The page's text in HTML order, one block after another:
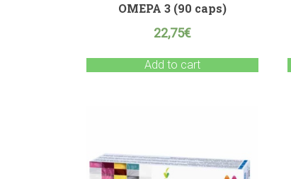
OMEPA 3 (90 caps)
22,75€
Add to cart